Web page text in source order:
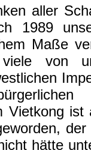
aller
1989
Maße
von
Vietkong
hätte